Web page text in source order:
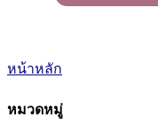
หน้าหลัก
หมวดหมู่